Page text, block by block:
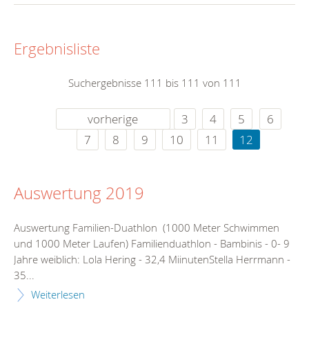
Ergebnisliste
Suchergebnisse 111 bis 111 von 111
vorherige 3 4 5
6
7
8 9 10 11 12
Auswertung 2019
Auswertung Familien-Duathlon (1000 Meter Schwimmen
und 1000 Meter Laufen) Familienduathlon - Bambinis - 0- 9
Jahre weiblich: Lola Hering - 32,4 MiinutenStella Herrmann -
35...
Weiterlesen